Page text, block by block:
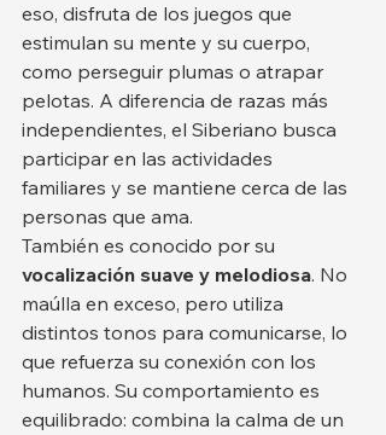
eso, disfruta de los juegos que
estimulan su mente y su cuerpo,
como perseguir plumas o atrapar
pelotas. A diferencia de razas más
independientes, el Siberiano busca
participar en las actividades
familiares y se mantiene cerca de las
personas que ama.
También es conocido por su
vocalización suave y melodiosa. No
maúlla en exceso, pero utiliza
distintos tonos para comunicarse, lo
que refuerza su conexión con los
humanos. Su comportamiento es
equilibrado: combina la calma de un